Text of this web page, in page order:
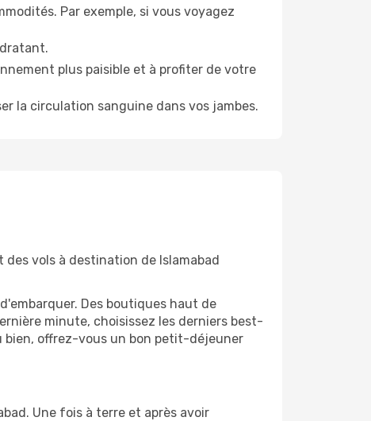
Par exemple, si vous voyagez
plus paisible et à profiter de votre
la circulation sanguine dans vos jambes.
vols à destination de Islamabad
Des boutiques haut de
minute, choisissez les derniers best-
bien, offrez-vous un bon petit-déjeuner
Une fois à terre et après avoir